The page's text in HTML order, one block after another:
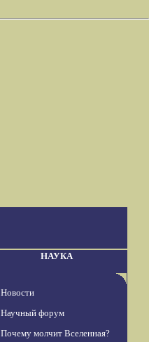
НАУКА
Новости
Научный форум
Почему молчит Вселенная?